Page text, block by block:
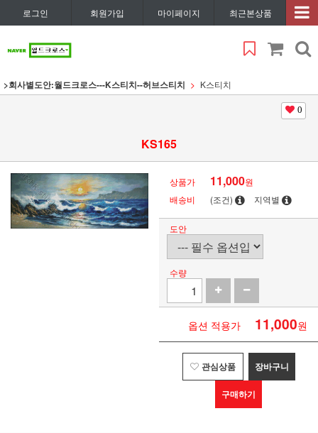
로그인 회원가입 마이페이지 최근본상품
>회사별도안:월드크로스---K스티치--허브스티치 K스티치
0
KS165
상품가 11,000원
배송비
(조건) 지역별
도안
수량
옵션 적용가 11,000원
관심상품 장바구니
구매하기